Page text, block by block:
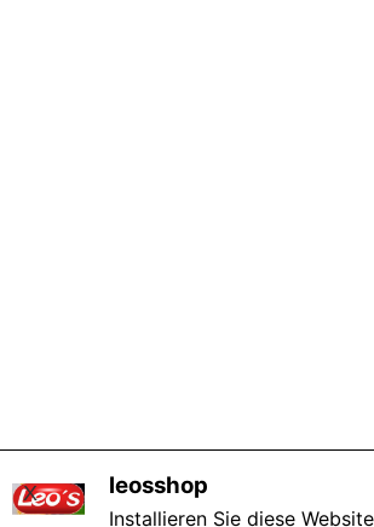
leosshop
Installieren Sie diese
X